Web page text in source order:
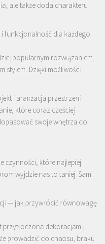
ale także doda charakteru
i funkcjonalność dla każdego
popularnym rozwiązaniem,
stylem. Dzięki możliwości
i aranżacja przestrzeni
które coraz częściej
swoje wnętrza do
czynności, które najlepiej
wyjdzie nas to taniej. Sami
— jak przywrócić równowagę
przytłoczona dekoracjami,
prowadzić do chaosu, braku